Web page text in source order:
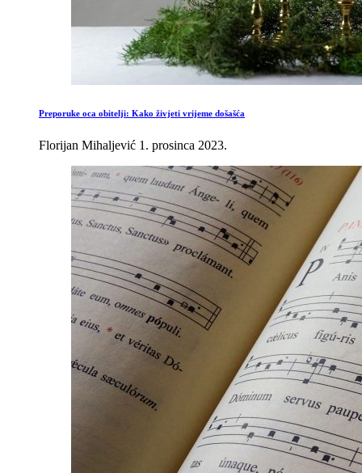
Preporuke oca obitelji: Kako živjeti vrijeme došašća
Florijan Mihaljević 1. prosinca 2023.